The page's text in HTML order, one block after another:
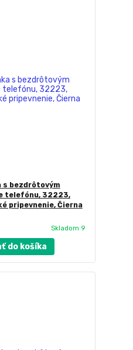
s bezdrôtovým
telefónu, 32223,
pripevnenie, Čierna
Skladom 9
do košíka